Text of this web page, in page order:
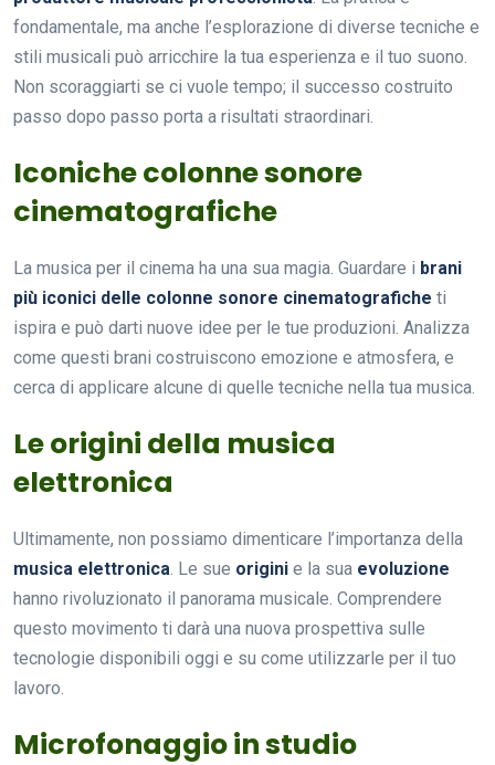
fondamentale, ma anche l’esplorazione di diverse tecniche e
stili musicali può arricchire la tua esperienza e il tuo suono.
Non scoraggiarti se ci vuole tempo; il successo costruito
passo dopo passo porta a risultati straordinari.
Iconiche colonne sonore
cinematografiche
La musica per il cinema ha una sua magia. Guardare i brani
più iconici delle colonne sonore cinematografiche ti
ispira e può darti nuove idee per le tue produzioni. Analizza
come questi brani costruiscono emozione e atmosfera, e
cerca di applicare alcune di quelle tecniche nella tua musica.
Le origini della musica
elettronica
Ultimamente, non possiamo dimenticare l’importanza della
musica elettronica. Le sue origini e la sua evoluzione
hanno rivoluzionato il panorama musicale. Comprendere
questo movimento ti darà una nuova prospettiva sulle
tecnologie disponibili oggi e su come utilizzarle per il tuo
lavoro.
Microfonaggio in studio